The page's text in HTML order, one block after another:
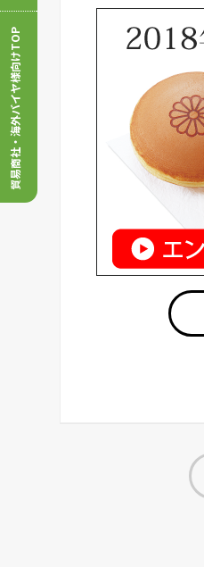
貿易商社・海外バイヤ様向けTOP